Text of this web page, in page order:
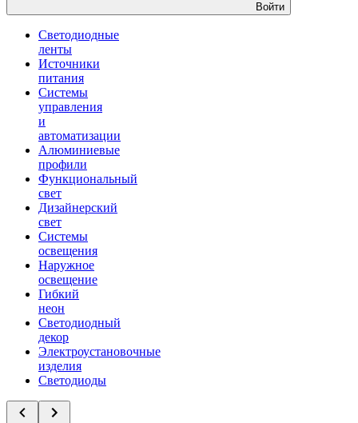
Войти
Светодиодные
ленты
Источники
питания
Системы
управления
и
автоматизации
Алюминиевые
профили
Функциональный
свет
Дизайнерский
свет
Системы
освещения
Наружное
освещение
Гибкий
неон
Светодиодный
декор
Электроустановочные
изделия
Светодиоды